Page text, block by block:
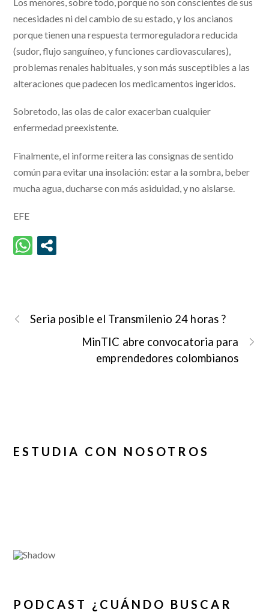
necesidades ni del cambio de su estado, y los ancianos
porque tienen una respuesta termoreguladora reducida
(sudor, flujo sanguíneo, y funciones cardiovasculares),
problemas renales habituales, y son más susceptibles a las
alteraciones que padecen los medicamentos ingeridos.
Sobretodo, las olas de calor exacerban cualquier
enfermedad preexistente.
Finalmente, el informe reitera las consignas de sentido
común para evitar una insolación: estar a la sombra, beber
mucha agua, ducharse con más asiduidad, y no aislarse.
EFE
Seria posible el Transmilenio 24 horas ?
MinTIC abre convocatoria para
emprendedores colombianos
ESTUDIA CON NOSOTROS
PODCAST ¿CUÁNDO BUSCAR